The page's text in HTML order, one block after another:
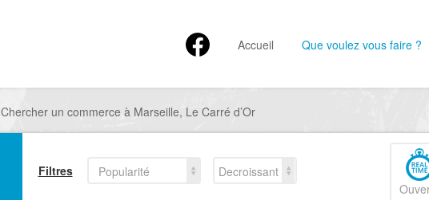
Accueil Que voulez vous faire ?
Chercher un commerce à Marseille, Le Carré d’Or
Filtres Popularité
Decroissant